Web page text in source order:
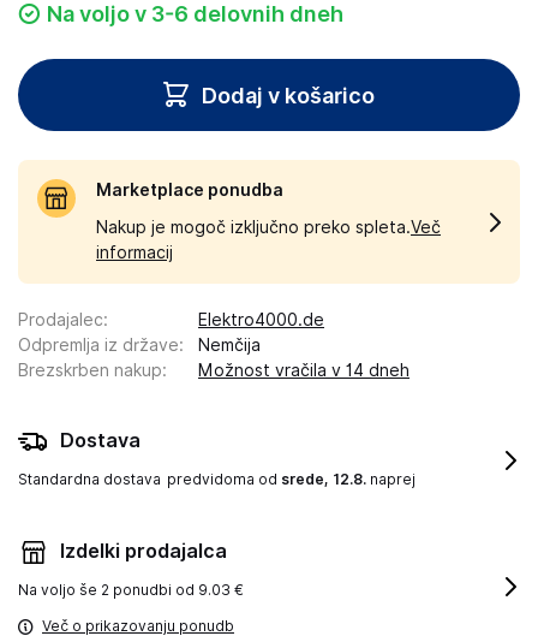
Na voljo v 3-6 delovnih dneh
Dodaj v košarico
Marketplace ponudba
Nakup je mogoč izključno preko spleta.Več
informacij
Prodajalec:
Elektro4000.de
Odpremlja iz države:
Nemčija
Brezskrben nakup: Možnost vračila v 14 dneh
Dostava
Standardna dostava predvidoma od srede, 12.8. naprej
Izdelki prodajalca
Na voljo še 2 ponudbi od 9.03 €
Več o prikazovanju ponudb